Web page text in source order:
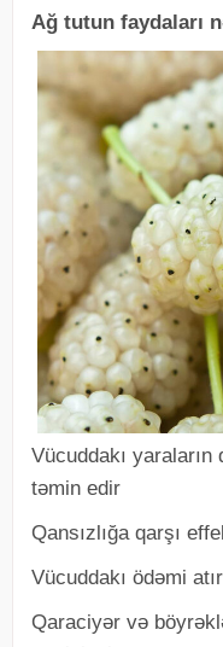
Ağ tutun faydaları
Vücuddakı yaraların
təmin edir
Qansızlığa qarşı
Vücuddakı ödəmi atır
Qaraciyər və